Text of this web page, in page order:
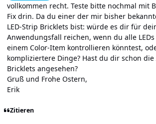
vollkommen recht. Teste bitte nochmal mit
Fix drin. Da du einer der mir bisher
LED-Strip Bricklets bist: würde es dir für
Anwendungsfall reichen, wenn du alle
einem Color-Item kontrollieren könntest,
kompliziertere Dinge? Hast du dir schon die
Bricklets angesehen?
Gruß und Frohe Ostern,
Erik
Zitieren